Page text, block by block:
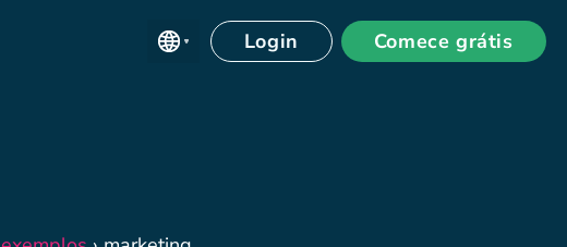
Login Comece grátis